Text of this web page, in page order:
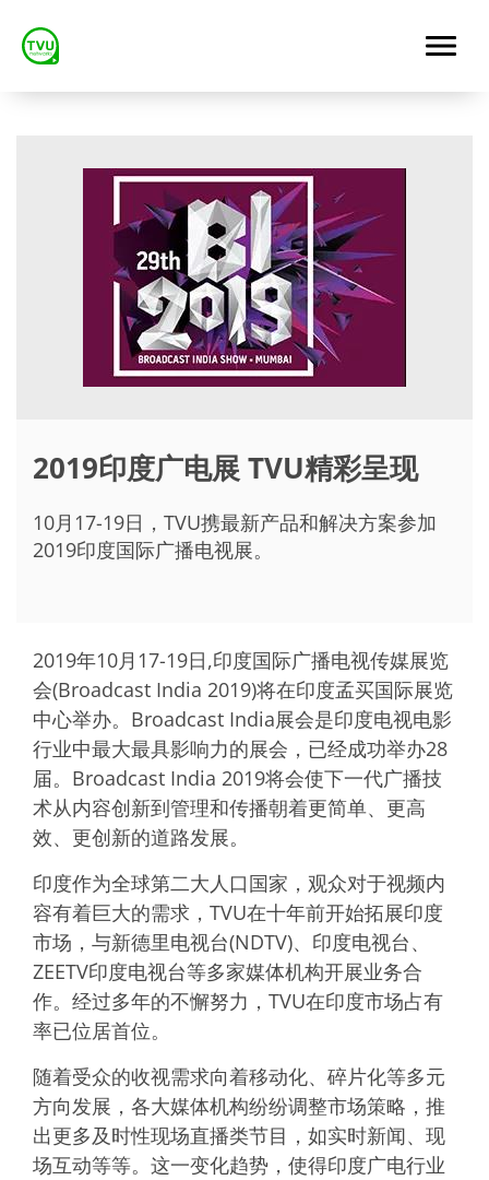
2019印度广电展 TVU精彩呈现
10月17-19日，TVU携最新产品和解决方案参加
2019印度国际广播电视展。
2019年10月17-19日,印度国际广播电视传媒展览
会(Broadcast India 2019)将在印度孟买国际展览
中心举办。Broadcast India展会是印度电视电影
行业中最大最具影响力的展会，已经成功举办28
届。Broadcast India 2019将会使下一代广播技
术从内容创新到管理和传播朝着更简单、更高
效、更创新的道路发展。
印度作为全球第二大人口国家，观众对于视频内
容有着巨大的需求，TVU在十年前开始拓展印度
市场，与新德里电视台(NDTV)、印度电视台、
ZEETV印度电视台等多家媒体机构开展业务合
作。经过多年的不懈努力，TVU在印度市场占有
率已位居首位。
随着受众的收视需求向着移动化、碎片化等多元
方向发展，各大媒体机构纷纷调整市场策略，推
出更多及时性现场直播类节目，如实时新闻、现
场互动等等。这一变化趋势，使得印度广电行业